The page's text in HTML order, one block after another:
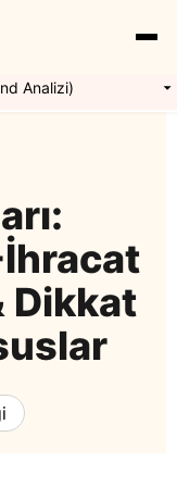
İhracat
Dikkat
Analizi)